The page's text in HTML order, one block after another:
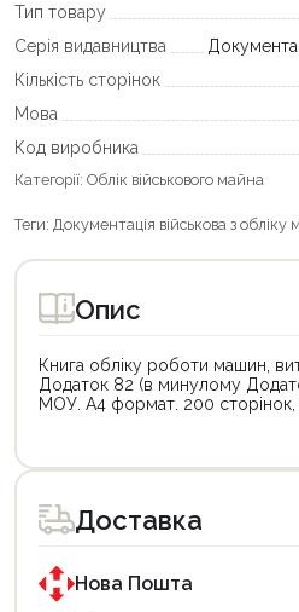
Тип товару
Серія видавництва
Кількість сторінок
Мова
Код виробника
Категорії: Облік військового майна
Теги: Документація військова з обліку
Опис
Книга обліку роботи машин,
Додаток 82 (в минулому
МОУ. А4 формат. 200 сторінок,
Доставка
Нова Пошта